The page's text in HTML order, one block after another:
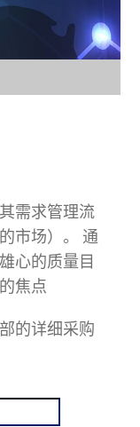
需求管理流
市场）。 通
心的质量目
焦点
的详细采购